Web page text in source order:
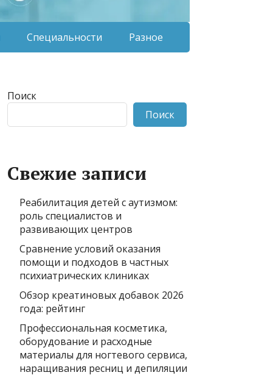
Специальности Разное
Поиск
Поиск
Свежие записи
Реабилитация детей с аутизмом:
роль специалистов и
развивающих центров
Сравнение условий оказания
помощи и подходов в частных
психиатрических клиниках
Обзор креатиновых добавок 2026
года: рейтинг
Профессиональная косметика,
оборудование и расходные
материалы для ногтевого сервиса,
наращивания ресниц и депиляции